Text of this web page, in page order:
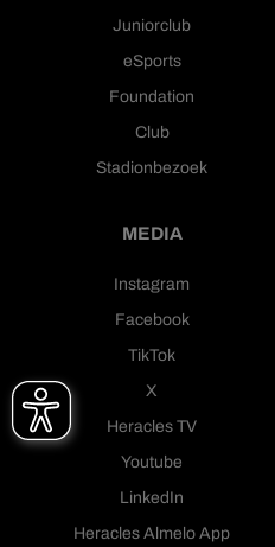
Juniorclub
eSports
Foundation
Club
Stadionbezoek
MEDIA
Instagram
Facebook
TikTok
X
Heracles TV
Youtube
LinkedIn
Heracles Almelo App